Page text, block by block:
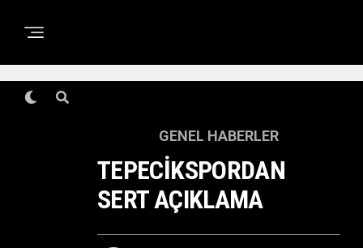
GENEL HABERLER
TEPECİKSPORDAN
SERT AÇIKLAMA